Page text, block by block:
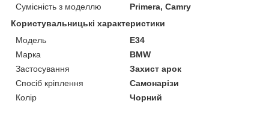
Сумісність з моделлю
Primera, Camry
Користувальницькі характеристики
Мoдель
E34
Марка
BMW
Застосування
Захист арок
Спосіб кріплення
Самонарізи
Колір
Чорний